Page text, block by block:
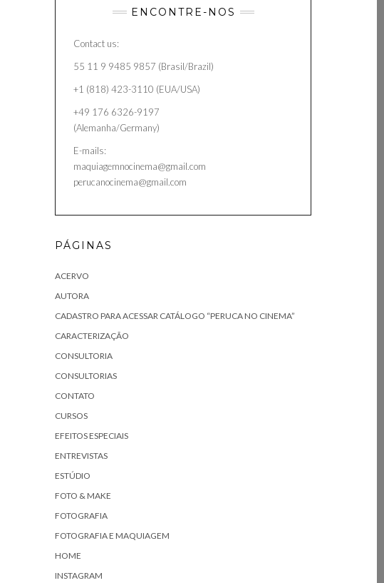
ENCONTRE-NOS
Contact us:
55 11 9 9485 9857 (Brasil/Brazil)
+1 (818) 423-3110 (EUA/USA)
+49 176 6326-9197
(Alemanha/Germany)
E-mails:
maquiagemnocinema@gmail.com
perucanocinema@gmail.com
PÁGINAS
ACERVO
AUTORA
CADASTRO PARA ACESSAR CATÁLOGO “PERUCA NO CINEMA”
CARACTERIZAÇÃO
CONSULTORIA
CONSULTORIAS
CONTATO
CURSOS
EFEITOS ESPECIAIS
ENTREVISTAS
ESTÚDIO
FOTO & MAKE
FOTOGRAFIA
FOTOGRAFIA E MAQUIAGEM
HOME
INSTAGRAM